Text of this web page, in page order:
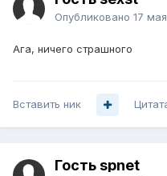
Опубликовано 17
Ага, ничего страшного
Вставить ник
Гость spnet